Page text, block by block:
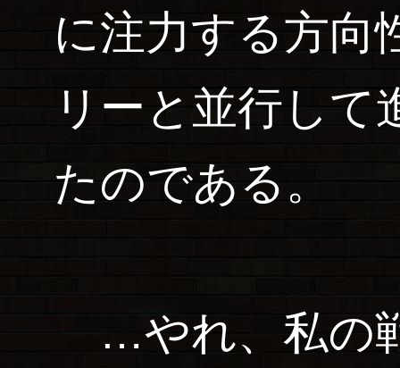
に注力する方向
リーと並行し
たのである。
…やれ、私の